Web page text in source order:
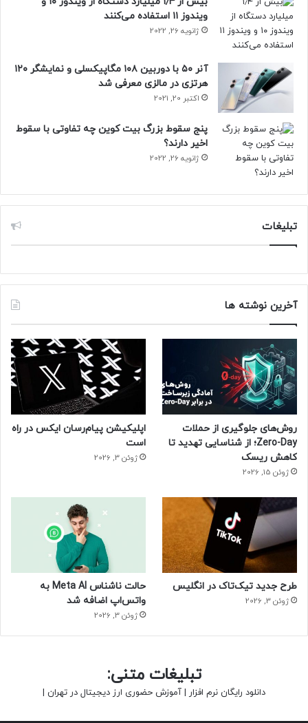
عرضه خواهد شد. نسخه‌ی پایه با رم ۴ گیگابایت حافظه‌ی رم و
قیمت این دو مدل گوشی پیش از عرضه‌ی جهانی به‌ترتیب ۲۳۰ و
۲۵۳ دلار و رنگ‌بندی آن مشکی و ‌آبی و زرد خواهد بود.
ویندوز ۱۱ استفاده می‌کنند
ژانویه 26, 2022
آنر ۵۰ با دوربین ۱۰۸ مگاپیکسلی و نمایشگر ۱۲۰
هرتزی در مالزی معرفی شد
اکتبر 20, 2021
پنج سقوط بزرگ بیت کوین چه تفاوتی با سقوط
اخیر دارند؟
ژانویه 26, 2022
تبلیغات
آخرین نوشته ها
روش‌های جلوگیری از حملات
Zero-Day؛ از شناسایی تهدید تا
کاهش ریسک
ژوئن 15, 2026
اپلیکیشن پیام‌رسان ایکس در راه
است
ژوئن 3, 2026
طرح جدید تیک‌تاک در انگلیس
ژوئن 3, 2026
حالت ناشناس Meta AI به
واتس‌اپ اضافه شد
ژوئن 3, 2026
تبلیغات متنی:
دانلود رایگان نرم افزار | آموزش حضوری ارز دیجیتال در تهران |